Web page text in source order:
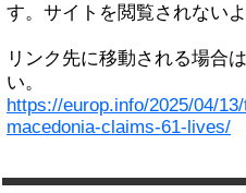
す。サイトを閲覧されない
リンク先に移動される場合
い。
https://europ.info/2025/04/
macedonia-claims-61-lives/